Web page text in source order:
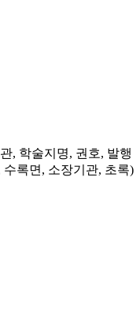
, 학술지명, 권호, 발행
록면, 소장기관, 초록)